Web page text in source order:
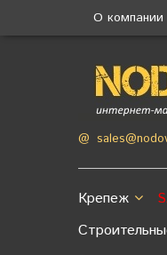
О компании
@
Крепеж